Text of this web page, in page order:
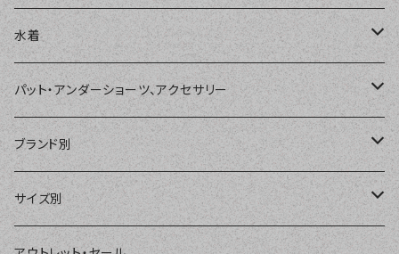
水着
単品
ショートパンツ、ボードショーツ
パーカー、ラッシュパーカー
ラッシュガード、ジャケット
ワンピース・モノキニ
ナチュラルタンキニ
ナチュラルタンキニ
パット・アンダーショーツ、アクセサリー
パット
アンダーショーツ
ブランド別
BEACH QUEEN
サイズ別